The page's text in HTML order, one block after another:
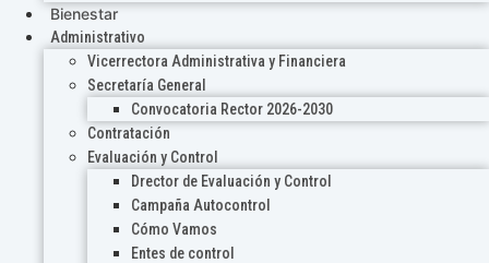
Bienestar
Administrativo
Vicerrectora Administrativa y Financiera
Secretaría General
Convocatoria Rector 2026-2030
Contratación
Evaluación y Control
Drector de Evaluación y Control
Campaña Autocontrol
Cómo Vamos
Entes de control